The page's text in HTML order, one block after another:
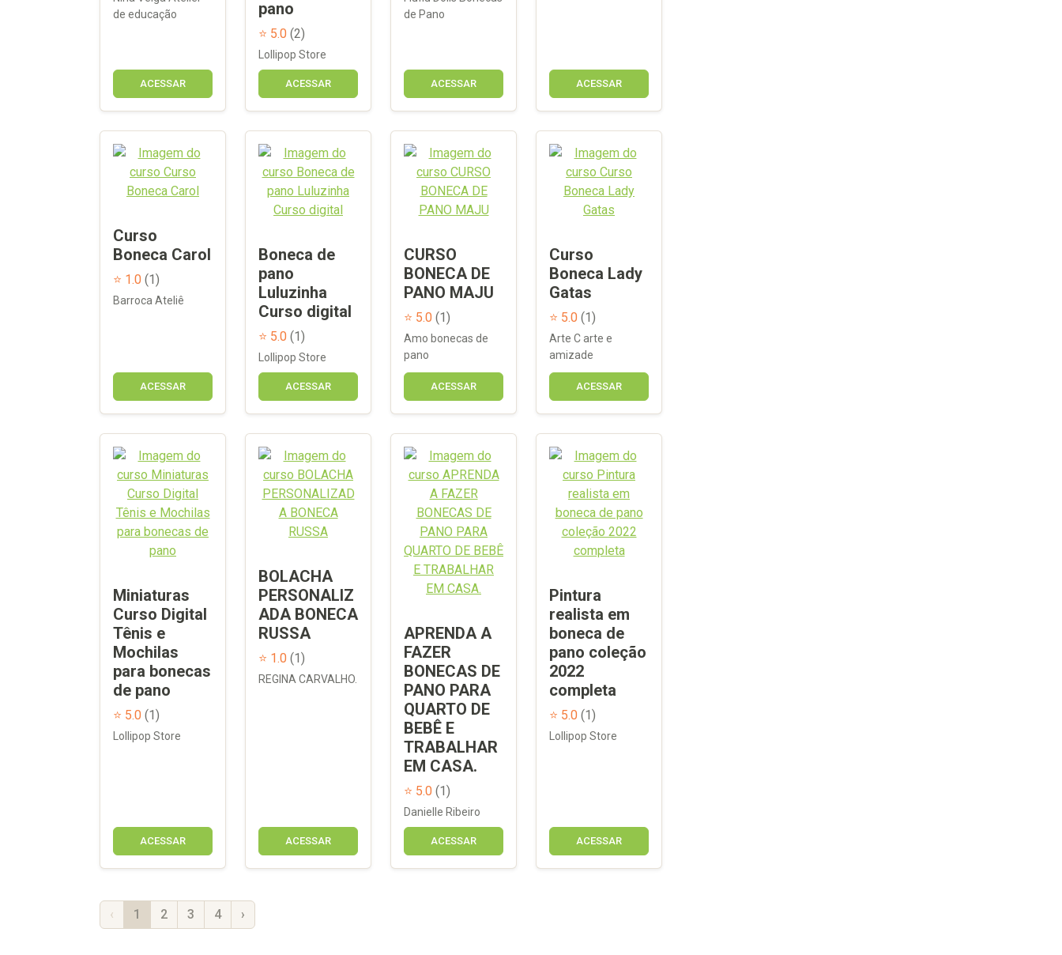
de educação
ACESSAR
pano
⭐ 5.0 (2)
Lollipop Store
ACESSAR
de Pano
ACESSAR ACESSAR
Curso
Boneca Carol
⭐ 1.0 (1)
Barroca Ateliê
ACESSAR
Boneca de
pano
Luluzinha
Curso digital
⭐ 5.0 (1)
Lollipop Store
ACESSAR
CURSO
BONECA DE
PANO MAJU
⭐ 5.0 (1)
Amo bonecas de
pano
ACESSAR
Curso
Boneca Lady
Gatas
⭐ 5.0 (1)
Arte C arte e
amizade
ACESSAR
Miniaturas
Curso Digital
Tênis e
Mochilas
para bonecas
de pano
⭐ 5.0 (1)
Lollipop Store
ACESSAR
BOLACHA
PERSONALIZ
ADA BONECA
RUSSA
⭐ 1.0 (1)
REGINA CARVALHO.
ACESSAR
APRENDA A
FAZER
BONECAS DE
PANO PARA
QUARTO DE
BEBÊ E
TRABALHAR
EM CASA.
⭐ 5.0 (1)
Danielle Ribeiro
ACESSAR
Pintura
realista em
boneca de
pano coleção
2022
completa
⭐ 5.0 (1)
Lollipop Store
ACESSAR
‹ 1 2 3 4 ›